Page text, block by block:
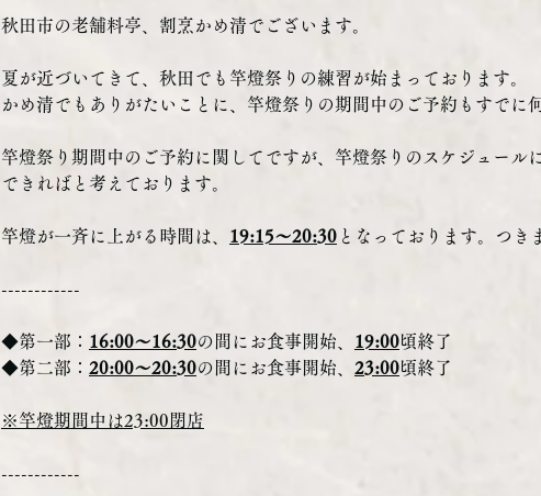
秋田市の老舗料亭、割烹かめ清でございます。
夏が近づいてきて、秋田でも竿燈祭りの練習が始まっております。
かめ清でもありがたいことに、竿燈祭りの期間中のご予約もすでに
竿燈祭り期間中のご予約に関してですが、竿燈祭りのスケジュール
できればと考えております。
竿燈が一斉に上がる時間は、 19:15〜20:30 となっております。つき
------------
◆第一部： 16:00〜16:30の間にお食事開始、 19:00頃終了
◆第二部： 20:00〜20:30の間にお食事開始、 23:00頃終了
※竿燈期間中は23:00閉店
------------